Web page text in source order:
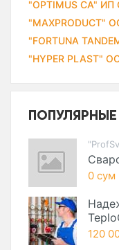
"OPTIMUS CA"
"MAXPRODUCT"
"FORTUNA
"HYPER PLAST"
0 сум
120